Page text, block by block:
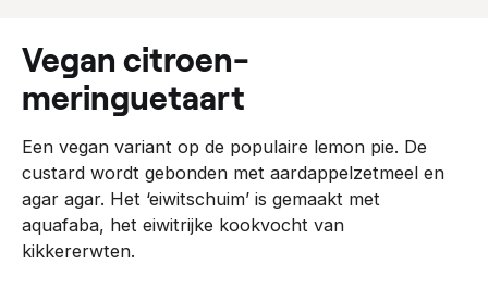
vegan citroen-
meringuetaart
Een vegan variant op de populaire lemon pie. De
custard wordt gebonden met aardappelzetmeel en
agar agar. Het ‘eiwitschuim’ is gemaakt met
aquafaba, het eiwitrijke kookvocht van
kikkererwten.